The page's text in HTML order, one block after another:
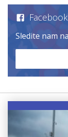
Facebook
Sledite nam